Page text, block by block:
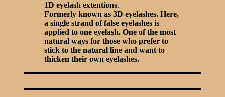
1D eyelash extentions.
Formerly known as 3D eyelashes. Here,
a single strand of false eyelashes is
applied to one eyelash. One of the most
natural ways for those who prefer to
stick to the natural line and want to
thicken their own eyelashes.